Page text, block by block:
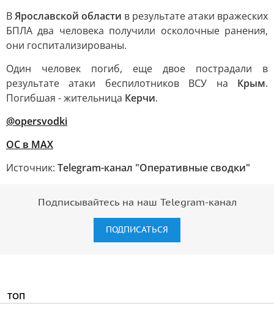
ВЯрославской области в результате атаки вражеских
БПЛА два человека получили осколочные ранения,
они госпитализированы.
Один человек погиб, еще двое пострадали в
результате атаки беспилотников ВСУ на Крым.
Погибшая - жительница Керчи.
@opersvodki
ОС в MAX
Источник: Telegram-канал "Оперативные сводки"
Подписывайтесь на наш Telegram-канал
ПОДПИСАТЬСЯ
ТОП